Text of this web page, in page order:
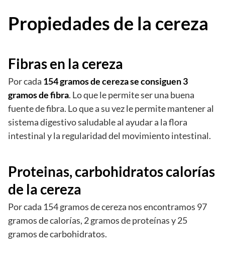
Propiedades de la cereza
Fibras en la cereza
Por cada 154 gramos de cereza se consiguen 3
gramos de fibra. Lo que le permite ser una buena
fuente de fibra. Lo que a su vez le permite mantener al
sistema digestivo saludable al ayudar a la flora
intestinal y la regularidad del movimiento intestinal.
Proteinas, carbohidratos calorías
de la cereza
Por cada 154 gramos de cereza nos encontramos 97
gramos de calorías, 2 gramos de proteínas y 25
gramos de carbohidratos.